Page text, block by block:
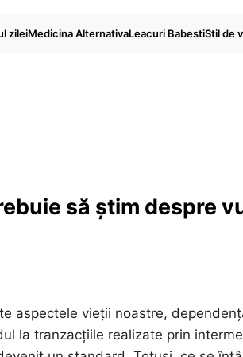
zileiMedicina AlternativaLeacuri BabestiStil de
să știm despre
aspectele vieții noastre,
la tranzacțiile realizate prin